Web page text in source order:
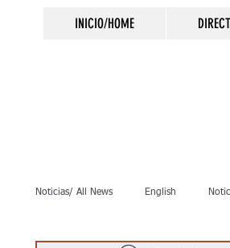
INICIO/HOME
Noticias/ All News English